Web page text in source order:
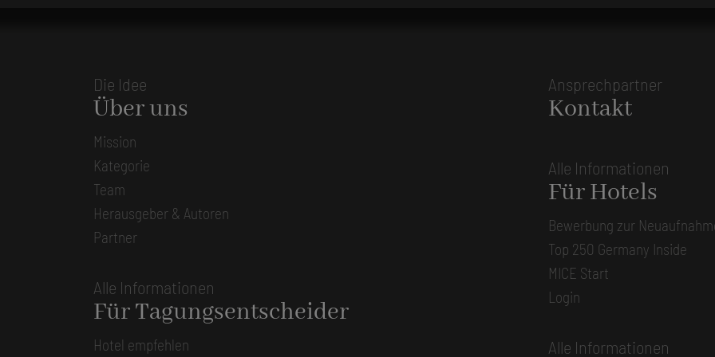
Die Idee
Über uns
Mission
Kategorie
Team
Herausgeber & Autoren
Partner
Alle Informationen
Für Tagungsentscheider
Hotel empfehlen
Ansprechpartner
Kontakt
Alle Informationen
Für Hotels
Bewerbung zur
Top 250 Germany Inside
MICE Start
Login
Alle Informationen